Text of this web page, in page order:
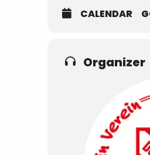
CALENDAR
Organizer